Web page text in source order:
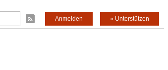
» Unterstützen
Anmelden